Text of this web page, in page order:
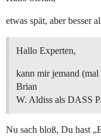
etwas spät, aber besser
Hallo Experten,
kann mir jemand
Brian
W. Aldiss als DASS
Nu sach bloß, Du hast